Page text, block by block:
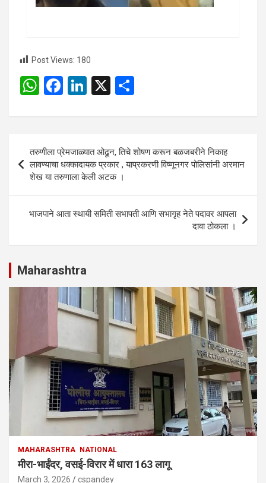
Post Views: 180
W
at
s
A
p
p
F
ce
b
o
o
k
Li
ke
dI
n
X
ar
e
navigation
तरुणीला प्रेमजाळ्यात ओढून, तिचे शोषण करून बळजबरीने निकाह
लावण्याचा धक्कादायक प्रकार , याप्रकरणी विष्णूनगर पोलिसांनी अरमान
शेख या तरुणाला केली अटक ।
भाजपाने आता स्थायी समिती सभापती आणि सभागृह नेते पदावर आपला
दावा ठोकला ।
Maharashtra
MAHARASHTRA NATIONAL
मीरा-भाईंदर, वसई-विरार में धारा 163 लागू
March 3, 2026 cspandey